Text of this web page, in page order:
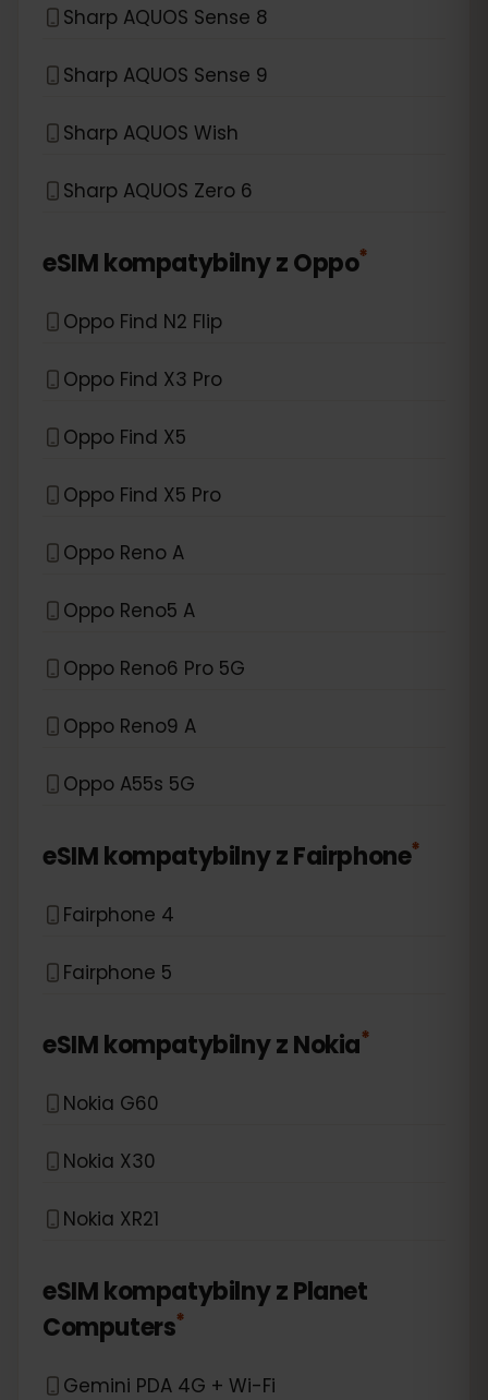
Sharp AQUOS Sense 8
Sharp AQUOS Sense 9
Sharp AQUOS Wish
Sharp AQUOS Zero 6
eSIM kompatybilny zOppo*
Oppo Find N2 Flip
Oppo Find X3 Pro
Oppo Find X5
Oppo Find X5 Pro
Oppo Reno A
Oppo Reno5 A
Oppo Reno6 Pro 5G
Oppo Reno9 A
Oppo A55s 5G
eSIM kompatybilny zFairphone*
Fairphone 4
Fairphone 5
eSIM kompatybilny zNokia*
Nokia G60
Nokia X30
Nokia XR21
eSIM kompatybilny zPlanet
Computers*
Gemini PDA 4G + Wi-Fi